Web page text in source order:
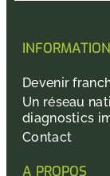
Devenir
Un réseau
diagnostics
Contact
A PROPOS